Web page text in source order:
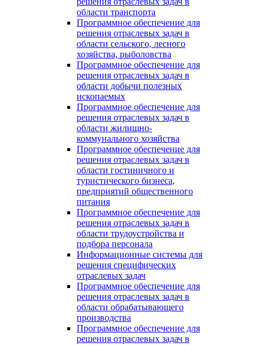
области транспорта
Программное обеспечение для
решения отраслевых задач в
области сельского, лесного
хозяйства, рыболовства
Программное обеспечение для
решения отраслевых задач в
области добычи полезных
ископаемых
Программное обеспечение для
решения отраслевых задач в
области жилищно-
коммунального хозяйства
Программное обеспечение для
решения отраслевых задач в
области гостиничного и
туристического бизнеса,
предприятий общественного
питания
Программное обеспечение для
решения отраслевых задач в
области трудоустройства и
подбора персонала
Информационные системы для
решения специфических
отраслевых задач
Программное обеспечение для
решения отраслевых задач в
области обрабатывающего
производства
Программное обеспечение для
решения отраслевых задач в